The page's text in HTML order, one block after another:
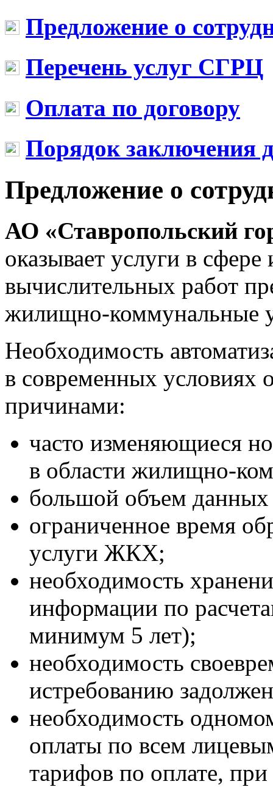
Предложение о
Перечень услуг СГРЦ
Оплата по договору
Порядок заключения
Предложение о
АО «Ставропольский
оказывает услуги в
вычислительных работ
жилищно-коммунальные
Необходимость
в современных условиях
причинами:
часто изменяющиеся
в области жилищно-
большой объем данных
ограниченное время
услуги ЖКХ;
необходимость
информации по
минимум 5 лет);
необходимость
истребованию
необходимость
оплаты по всем
тарифов по оплате,